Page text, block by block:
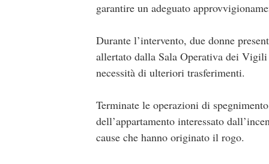
garantire un adeguato
Durante l’intervento, due donne
allertato dalla Sala Operativa dei Vigili
necessità di ulteriori trasferimenti.
Terminate le operazioni di
dell’appartamento interessato
cause che hanno originato il rogo.